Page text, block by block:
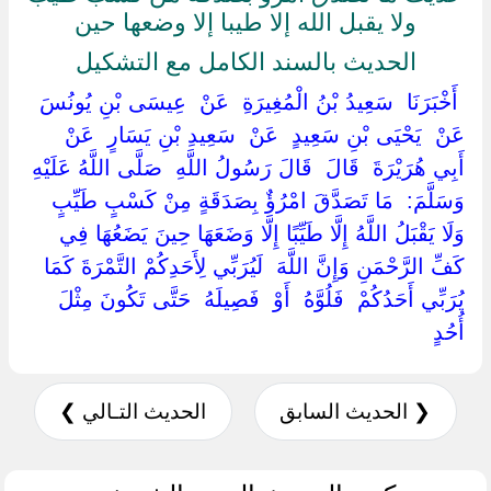
ولا يقبل الله إلا طيبا إلا وضعها حين
الحديث بالسند الكامل مع التشكيل
‏ ‏أَخْبَرَنَا ‏ ‏سَعِيدُ بْنُ الْمُغِيرَةِ ‏ ‏عَنْ ‏ ‏عِيسَى بْنِ يُونُسَ ‏
‏عَنْ ‏ ‏يَحْيَى بْنِ سَعِيدٍ ‏ ‏عَنْ ‏ ‏سَعِيدِ بْنِ يَسَارٍ ‏ ‏عَنْ ‏
‏أَبِي هُرَيْرَةَ ‏ ‏قَالَ ‏ ‏قَالَ رَسُولُ اللَّهِ ‏ ‏صَلَّى اللَّهُ عَلَيْهِ
وَسَلَّمَ: ‏ ‏مَا تَصَدَّقَ امْرُؤٌ بِصَدَقَةٍ مِنْ كَسْبٍ طَيِّبٍ
وَلَا يَقْبَلُ اللَّهُ إِلَّا طَيِّبًا إِلَّا وَضَعَهَا حِينَ يَضَعُهَا فِي
كَفِّ الرَّحْمَنِ وَإِنَّ اللَّهَ ‏ ‏لَيُرَبِّي لِأَحَدِكُمْ التَّمْرَةَ كَمَا
يُرَبِّي أَحَدُكُمْ ‏ ‏فَلُوَّهُ ‏ ‏أَوْ ‏ ‏فَصِيلَهُ ‏ ‏حَتَّى تَكُونَ مِثْلَ ‏
‏أُحُدٍ ‏
❮ الحديث السابق الحديث التـالي ❯